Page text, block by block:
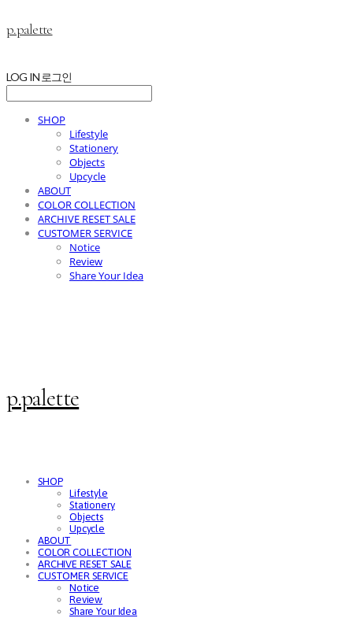
p.palette
LOG IN 로그인
SHOP
Lifestyle
Stationery
Objects
Upcycle
ABOUT
COLOR COLLECTION
ARCHIVE RESET SALE
CUSTOMER SERVICE
Notice
Review
Share Your Idea
p.palette
SHOP
Lifestyle
Stationery
Objects
Upcycle
ABOUT
COLOR COLLECTION
ARCHIVE RESET SALE
CUSTOMER SERVICE
Notice
Review
Share Your Idea